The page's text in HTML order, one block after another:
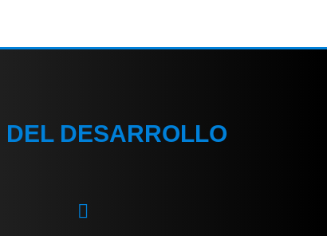
DEL DESARROLLO